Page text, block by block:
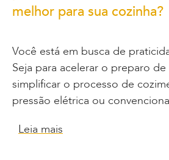
melhor para sua cozinha?
Você está em busca de
Seja para acelerar o preparo
simplificar o processo de
pressão elétrica ou
Leia mais